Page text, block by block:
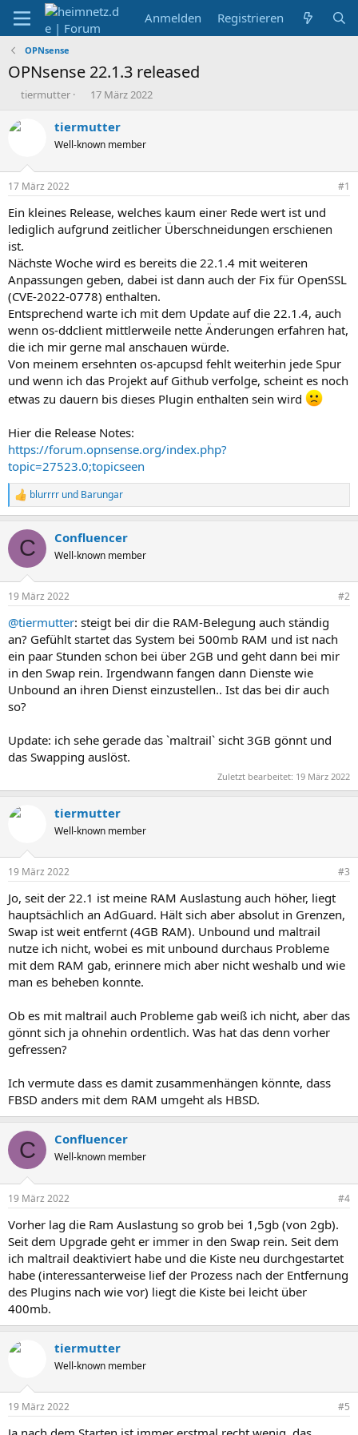
Anmelden Registrieren
OPNsense
OPNsense 22.1.3 released
E
s
e
r
tiermutter
E
s
e
t
a
17 März 2022
tiermutter
Well-known member
17 März 2022 #1
Ein kleines Release, welches kaum einer Rede wert ist und
lediglich aufgrund zeitlicher Überschneidungen erschienen
ist.
Nächste Woche wird es bereits die 22.1.4 mit weiteren
Anpassungen geben, dabei ist dann auch der Fix für OpenSSL
(CVE-2022-0778) enthalten.
Entsprechend warte ich mit dem Update auf die 22.1.4, auch
wenn os-ddclient mittlerweile nette Änderungen erfahren hat,
die ich mir gerne mal anschauen würde.
Von meinem ersehnten os-apcupsd fehlt weiterhin jede Spur
und wenn ich das Projekt auf Github verfolge, scheint es noch
etwas zu dauern bis dieses Plugin enthalten sein wird
Hier die Release Notes:
https://forum.opnsense.org/index.php?
topic=27523.0;topicseen
R
e
k
i
e
:
blurrrr und Barungar
C Confluencer
Well-known member
19 März 2022 #2
@tiermutter: steigt bei dir die RAM-Belegung auch ständig
an? Gefühlt startet das System bei 500mb RAM und ist nach
ein paar Stunden schon bei über 2GB und geht dann bei mir
in den Swap rein. Irgendwann fangen dann Dienste wie
Unbound an ihren Dienst einzustellen.. Ist das bei dir auch
so?
Update: ich sehe gerade das `maltrail` sicht 3GB gönnt und
das Swapping auslöst.
Zuletzt bearbeitet: 19 März 2022
tiermutter
Well-known member
19 März 2022 #3
Jo, seit der 22.1 ist meine RAM Auslastung auch höher, liegt
hauptsächlich an AdGuard. Hält sich aber absolut in Grenzen,
Swap ist weit entfernt (4GB RAM). Unbound und maltrail
nutze ich nicht, wobei es mit unbound durchaus Probleme
mit dem RAM gab, erinnere mich aber nicht weshalb und wie
man es beheben konnte.
Ob es mit maltrail auch Probleme gab weiß ich nicht, aber das
gönnt sich ja ohnehin ordentlich. Was hat das denn vorher
gefressen?
Ich vermute dass es damit zusammenhängen könnte, dass
FBSD anders mit dem RAM umgeht als HBSD.
C Confluencer
Well-known member
19 März 2022 #4
Vorher lag die Ram Auslastung so grob bei 1,5gb (von 2gb).
Seit dem Upgrade geht er immer in den Swap rein. Seit dem
ich maltrail deaktiviert habe und die Kiste neu durchgestartet
habe (interessanterweise lief der Prozess nach der Entfernung
des Plugins nach wie vor) liegt die Kiste bei leicht über
400mb.
tiermutter
Well-known member
19 März 2022 #5